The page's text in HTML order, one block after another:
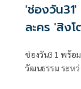
'ช่องวัน
ละคร 'สิงโ
ช่องวัน31 พร้อ
วัฒนธรรม ระหว่